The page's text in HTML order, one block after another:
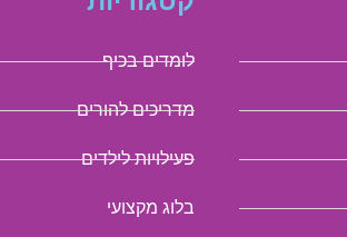
לומדים בכיף
מדריכים להורים
פעילויות לילדים
בלוג מקצועי